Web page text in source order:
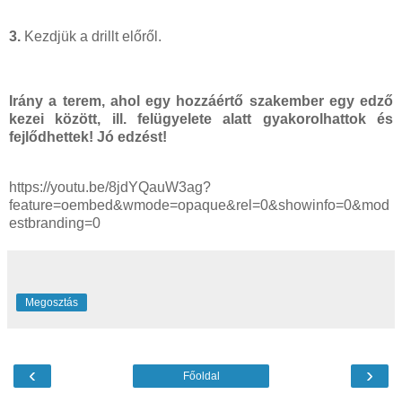
3. Kezdjük a drillt előről.
Irány a terem, ahol egy hozzáértő szakember egy edző
kezei között, ill. felügyelete alatt gyakorolhattok és
fejlődhettek! Jó edzést!
https://youtu.be/8jdYQauW3ag?
feature=oembed&wmode=opaque&rel=0&showinfo=0&mod
estbranding=0
Megosztás
‹ ›
Főoldal